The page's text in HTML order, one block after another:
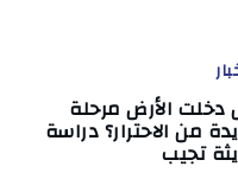
الأرض مرحلة
من الاحترار؟ دراسة
تجيب